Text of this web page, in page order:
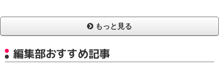
もっと見る
編集部おすすめ記事